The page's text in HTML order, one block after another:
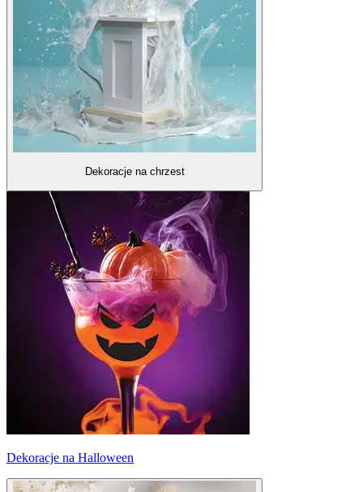
Dekoracje na chrzest
Dekoracje na Halloween